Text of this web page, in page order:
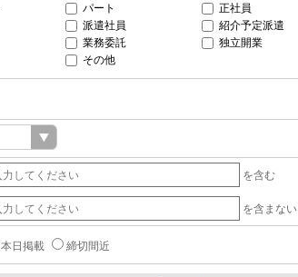
パート
正社員
派遣社員
紹介予定派遣
業務委託
独立開業
その他
を含む
を含まない
本日掲載 締切間近